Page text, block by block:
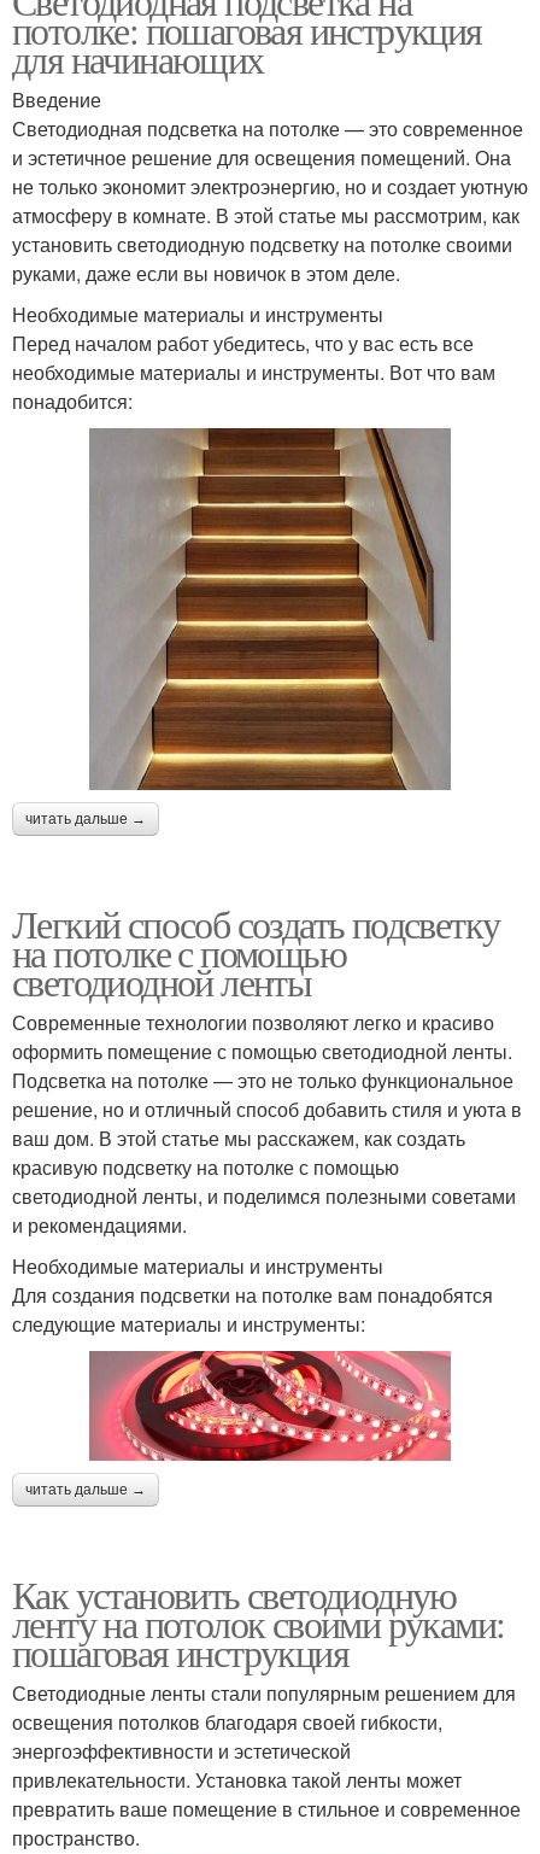
потолке: пошаговая инструкция
для начинающих
Введение
Светодиодная подсветка на потолке — это современное
и эстетичное решение для освещения помещений. Она
не только экономит электроэнергию, но и создает уютную
атмосферу в комнате. В этой статье мы рассмотрим, как
установить светодиодную подсветку на потолке своими
руками, даже если вы новичок в этом деле.
Необходимые материалы и инструменты
Перед началом работ убедитесь, что у вас есть все
необходимые материалы и инструменты. Вот что вам
понадобится:
читать дальше →
Легкий способ создать подсветку
на потолке с помощью
светодиодной ленты
Современные технологии позволяют легко и красиво
оформить помещение с помощью светодиодной ленты.
Подсветка на потолке — это не только функциональное
решение, но и отличный способ добавить стиля и уюта в
ваш дом. В этой статье мы расскажем, как создать
красивую подсветку на потолке с помощью
светодиодной ленты, и поделимся полезными советами
и рекомендациями.
Необходимые материалы и инструменты
Для создания подсветки на потолке вам понадобятся
следующие материалы и инструменты:
читать дальше →
Как установить светодиодную
ленту на потолок своими руками:
пошаговая инструкция
Светодиодные ленты стали популярным решением для
освещения потолков благодаря своей гибкости,
энергоэффективности и эстетической
привлекательности. Установка такой ленты может
превратить ваше помещение в стильное и современное
пространство.